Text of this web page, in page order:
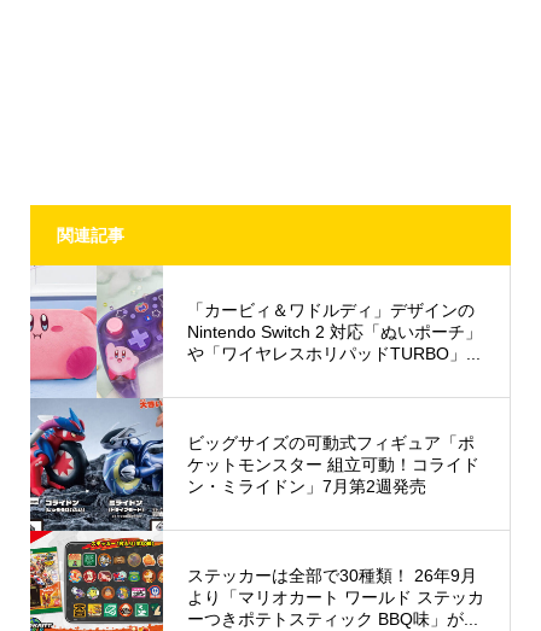
関連記事
「カービィ＆ワドルディ」デザインの
Nintendo Switch 2 対応「ぬいポーチ」
や「ワイヤレスホリパッドTURBO」...
ビッグサイズの可動式フィギュア「ポ
ケットモンスター 組立可動！コライド
ン・ミライドン」7月第2週発売
ステッカーは全部で30種類！ 26年9月
より「マリオカート ワールド ステッカ
ーつきポテトスティック BBQ味」が...